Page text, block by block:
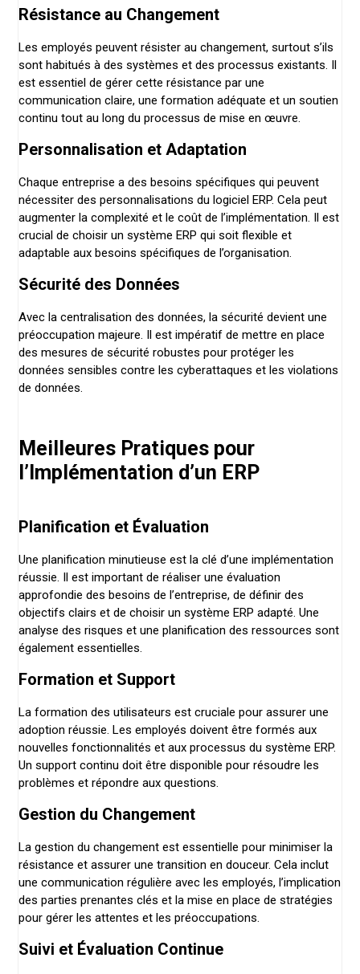
Résistance au Changement
Les employés peuvent résister au changement, surtout s’ils
sont habitués à des systèmes et des processus existants. Il
est essentiel de gérer cette résistance par une
communication claire, une formation adéquate et un soutien
continu tout au long du processus de mise en œuvre.
Personnalisation et Adaptation
Chaque entreprise a des besoins spécifiques qui peuvent
nécessiter des personnalisations du logiciel ERP. Cela peut
augmenter la complexité et le coût de l’implémentation. Il est
crucial de choisir un système ERP qui soit flexible et
adaptable aux besoins spécifiques de l’organisation.
Sécurité des Données
Avec la centralisation des données, la sécurité devient une
préoccupation majeure. Il est impératif de mettre en place
des mesures de sécurité robustes pour protéger les
données sensibles contre les cyberattaques et les violations
de données.
Meilleures Pratiques pour
l’Implémentation d’un ERP
Planification et Évaluation
Une planification minutieuse est la clé d’une implémentation
réussie. Il est important de réaliser une évaluation
approfondie des besoins de l’entreprise, de définir des
objectifs clairs et de choisir un système ERP adapté. Une
analyse des risques et une planification des ressources sont
également essentielles.
Formation et Support
La formation des utilisateurs est cruciale pour assurer une
adoption réussie. Les employés doivent être formés aux
nouvelles fonctionnalités et aux processus du système ERP.
Un support continu doit être disponible pour résoudre les
problèmes et répondre aux questions.
Gestion du Changement
La gestion du changement est essentielle pour minimiser la
résistance et assurer une transition en douceur. Cela inclut
une communication régulière avec les employés, l’implication
des parties prenantes clés et la mise en place de stratégies
pour gérer les attentes et les préoccupations.
Suivi et Évaluation Continue